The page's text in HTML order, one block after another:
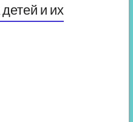
и их